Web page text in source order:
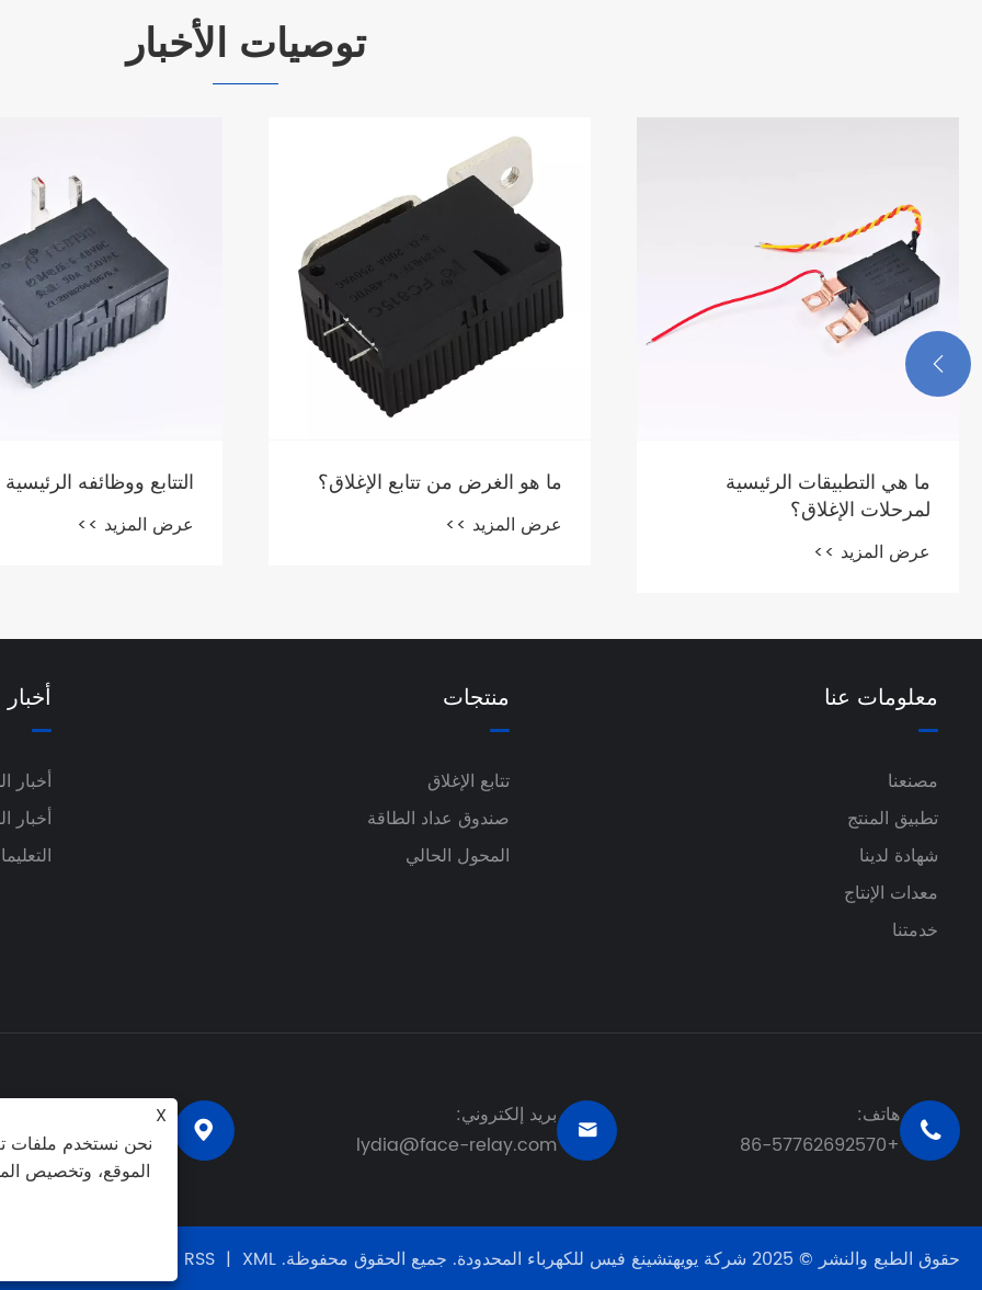
توصيات الأخبار
ما هو الغرض من تتابع الإغلاق؟
عرض المزيد >>
التتابع ووظائفه الرئيسية
عرض المزيد >>
كيف يمكن لمرحل
منزلك الذكي؟

معلومات عنا
مصنعنا
تطبيق المنتج
شهادة لدينا
معدات الإنتاج
خدمتنا
منتجات
تتابع الإغلاق
صندوق عداد الطاقة
المحول الحالي
أخبار
أخبار
أخبار

هاتف:
+86-57762692570

بريد إلكتروني:
lydia@face-relay.com

يويهتشينغ، مدينة
حقوق الطبع والنشر © 2025 شركة يويهتشينغ فيس للكهرباء المحدودة. جميع الحقوق محفوظة. RSS | XML
X
نحن نستخدم ملفات
الموقع، وتخصيص